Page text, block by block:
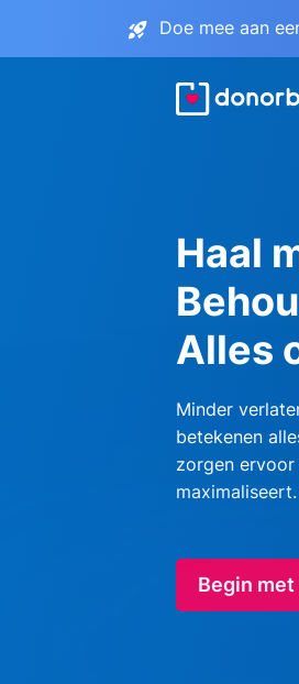
Doe mee aan
Haal
Alles
Minder
betekenen
zorgen
Begin